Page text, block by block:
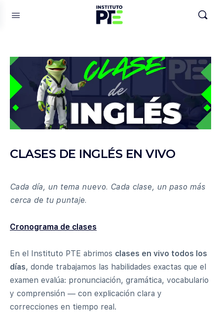
CLASES DE INGLÉS EN VIVO
Cada día, un tema nuevo. Cada clase, un paso más
cerca de tu puntaje.
Cronograma de clases
En el Instituto PTE abrimos clases en vivo todos los
días, donde trabajamos las habilidades exactas que el
examen evalúa: pronunciación, gramática, vocabulario
y comprensión — con explicación clara y
correcciones en tiempo real.